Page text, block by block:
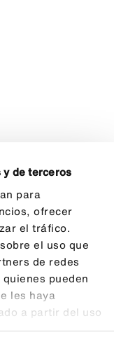
y de terceros
para
ofrecer
el tráfico.
el uso que
de redes
pueden
les haya
a partir del uso